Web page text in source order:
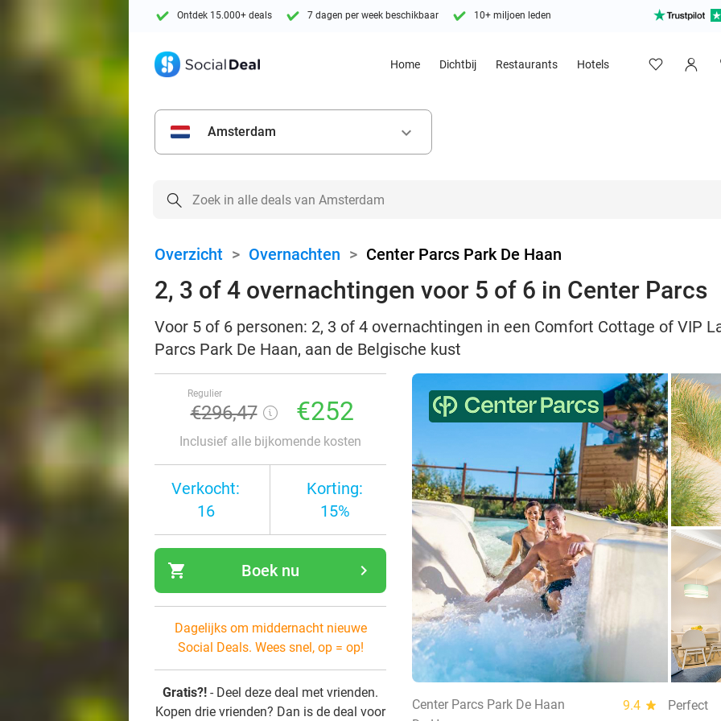
Ontdek 15.000+ deals 7 dagen per week beschikbaar 10+ miljoen leden
Home Dichtbij Restaurants Hotels
Amsterdam keyboard_arrow_down
Overzicht > Overnachten > Center Parcs Park De Haan
2, 3 of 4 overnachtingen voor 5 of 6 in Center Parcs
Voor 5 of 6 personen: 2, 3 of 4 overnachtingen in een Comfort Cottage of VIP
Parcs Park De Haan, aan de Belgische kust
Regulier
€296,47 €252
Inclusief alle bijkomende kosten
Verkocht:
16
Korting:
15%
shopping_cart navigate_next
Boek nu
Dagelijks om middernacht nieuwe
Social Deals. Wees snel, op = op!
Gratis?! - Deel deze deal met vrienden.
Kopen drie vrienden? Dan is de deal voor
Center Parcs Park De Haan 9.4 star
Perfect